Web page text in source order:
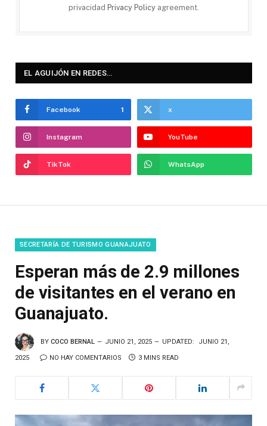
privacidad Privacy Policy agreement.
EL AGUIJÓN EN REDES…
Facebook 1 x
Instagram YouTube
TikTok WhatsApp
SECRETARÍA DE TURISMO GUANAJUATO
Esperan más de 2.9 millones
de visitantes en el verano en
Guanajuato.
BY COCO BERNAL JUNIO 21, 2025 UPDATED: JUNIO 21,
2025 NO HAY COMENTARIOS 3 MINS READ